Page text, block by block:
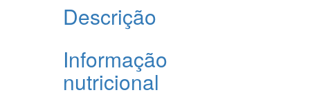
Descrição
Informação
nutricional